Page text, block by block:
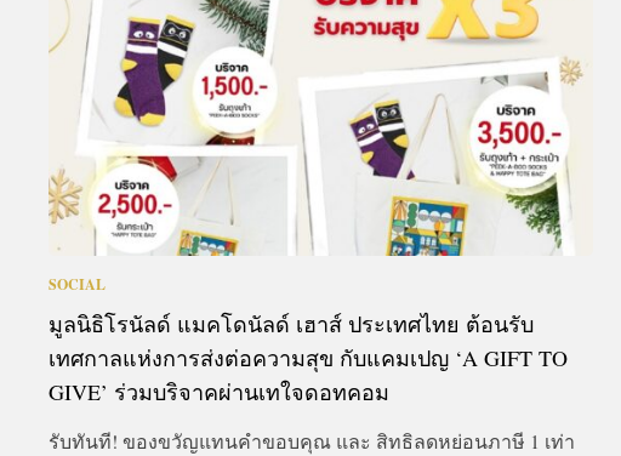
SOCIAL
มูลนิธิโรนัลด์ แมคโดนัลด์ เฮาส์ ประเทศไทย ต้อนรับ
เทศกาลแห่งการส่งต่อความสุข กับแคมเปญ ‘A GIFT TO
GIVE’ ร่วมบริจาคผ่านเทใจดอทคอม
รับทันที! ของขวัญแทนคำขอบคุณ และ สิทธิลดหย่อนภาษี 1 เท่า